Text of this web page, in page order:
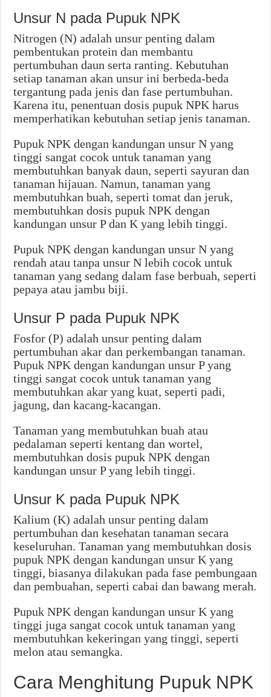
Unsur N pada Pupuk NPK
Nitrogen (N) adalah unsur penting dalam
pembentukan protein dan membantu
pertumbuhan daun serta ranting. Kebutuhan
setiap tanaman akan unsur ini berbeda-beda
tergantung pada jenis dan fase pertumbuhan.
Karena itu, penentuan dosis pupuk NPK harus
memperhatikan kebutuhan setiap jenis tanaman.
Pupuk NPK dengan kandungan unsur N yang
tinggi sangat cocok untuk tanaman yang
membutuhkan banyak daun, seperti sayuran dan
tanaman hijauan. Namun, tanaman yang
membutuhkan buah, seperti tomat dan jeruk,
membutuhkan dosis pupuk NPK dengan
kandungan unsur P dan K yang lebih tinggi.
Pupuk NPK dengan kandungan unsur N yang
rendah atau tanpa unsur N lebih cocok untuk
tanaman yang sedang dalam fase berbuah, seperti
pepaya atau jambu biji.
Unsur P pada Pupuk NPK
Fosfor (P) adalah unsur penting dalam
pertumbuhan akar dan perkembangan tanaman.
Pupuk NPK dengan kandungan unsur P yang
tinggi sangat cocok untuk tanaman yang
membutuhkan akar yang kuat, seperti padi,
jagung, dan kacang-kacangan.
Tanaman yang membutuhkan buah atau
pedalaman seperti kentang dan wortel,
membutuhkan dosis pupuk NPK dengan
kandungan unsur P yang lebih tinggi.
Unsur K pada Pupuk NPK
Kalium (K) adalah unsur penting dalam
pertumbuhan dan kesehatan tanaman secara
keseluruhan. Tanaman yang membutuhkan dosis
pupuk NPK dengan kandungan unsur K yang
tinggi, biasanya dilakukan pada fase pembungaan
dan pembuahan, seperti cabai dan bawang merah.
Pupuk NPK dengan kandungan unsur K yang
tinggi juga sangat cocok untuk tanaman yang
membutuhkan kekeringan yang tinggi, seperti
melon atau semangka.
Cara Menghitung Pupuk NPK